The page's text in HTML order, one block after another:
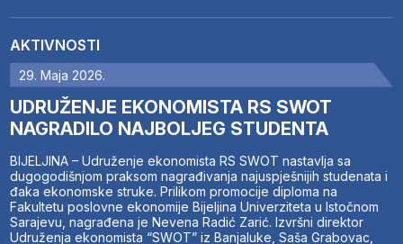
AKTIVNOSTI
29. Maja 2026.
UDRUŽENJE EKONOMISTA RS SWOT
NAGRADILO NAJBOLJEG STUDENTA
BIJELJINA – Udruženje ekonomista RS SWOT nastavlja sa
dugogodišnjom praksom nagrađivanja najuspješnijih studenata i
đaka ekonomske struke. Prilikom promocije diploma na
Fakultetu poslovne ekonomije Bijeljina Univerziteta u Istočnom
Sarajevu, nagrađena je Nevena Radić Zarić. Izvršni direktor
Udruženja ekonomista “SWOT” iz Banjaluke, Saša Grabovac,